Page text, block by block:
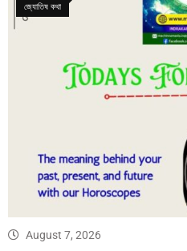
জ্যোতিষ কথা
August 7, 2026